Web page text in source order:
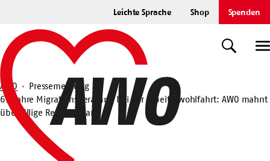
springen
Leichte Sprache Shop Spenden
Startseite
Suche
Suche
AWO
Pressemeldung
62 Jahre Migrationsberatung bei der Arbeiterwohlfahrt: AWO mahnt
überfällige Reformen an